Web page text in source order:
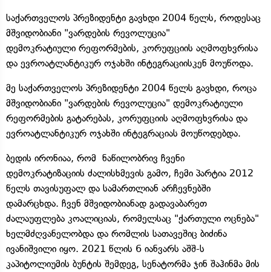
საქართველოს პრეზიდენტი გავხდი 2004 წელს, როდესაც
მშვიდობიანი "ვარდების რევოლუცია"
დემოკრატიული რეფორმების, კორუფციის აღმოფხვრისა
და ევროატლანტიკურ ოჯახში ინტეგრაციისკენ მოუწოდა.
მე საქართველოს პრეზიდენტი 2004 წელს გავხდი, როცა
მშვიდობიანი "ვარდების რევოლუცია" დემოკრატიული
რეფორმების გატარებას, კორუფციის აღმოფხვრისა და
ევროატლანტიკურ ოჯახში ინტეგრაციას მოუწოდებდა.
ბედის ირონიაა, რომ ნაწილობრივ ჩვენი
დემოკრატიზაციის ძალისხმევის გამო, ჩემი პარტია 2012
წელს თავისუფალ და სამართლიან არჩევნებში
დამარცხდა. ჩვენ მშვიდობიანად გადავაბარეთ
ძალაუფლება კოალიციას, რომელსაც "ქართული ოცნება"
ხელმძღვანელობდა და რომლის სათავეშიც ბიძინა
ივანიშვილი იყო. 2021 წლის 6 იანვარს აშშ-ს
კაპიტოლიუმის ბუნტის შემდეგ, სენატორმა ჯინ შაჰინმა მის